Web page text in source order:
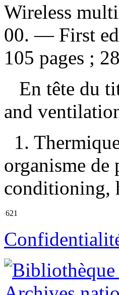
Wireless
00. — First
105 pages ;
En tête du
and
1.
organisme
conditioning,
621